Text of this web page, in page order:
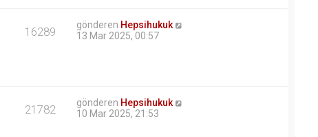
16289 gönderen Hepsihukuk
13 Mar 2025, 00:57
21782 gönderen Hepsihukuk
10 Mar 2025, 21:53